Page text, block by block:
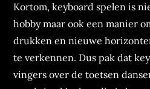
Kortom, keyboard spelen is
hobby maar ook een manier
drukken en nieuwe
te verkennen. Dus pak dat
vingers over de toetsen